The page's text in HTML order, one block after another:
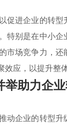
以促进企业的转
特别是在中小企
市场竞争力，
应，以提升整
举助力企
动企业的转型